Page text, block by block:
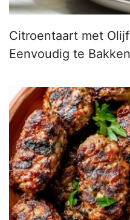
Citroentaart met
Eenvoudig te Bakken